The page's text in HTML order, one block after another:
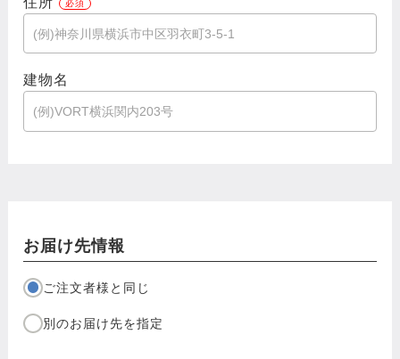
建物名
お届け先情報
ご注文者様と同じ
別のお届け先を指定